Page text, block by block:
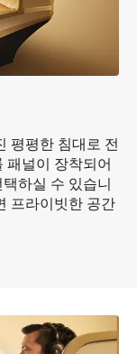
평평한 침대로 전
패널이 장착되어
하실 수 있습니
프라이빗한 공간